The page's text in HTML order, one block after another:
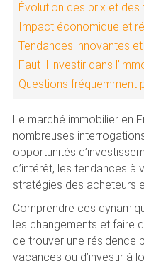
Évolution des prix et
Impact économique et
Tendances innovantes
Faut-il investir dans
Questions fréquemment
Le marché immobilier en
nombreuses
opportunités
d’intérêt, les tendances à
stratégies des acheteurs
Comprendre ces
les changements et faire
de trouver une résidence
vacances ou d’investir à